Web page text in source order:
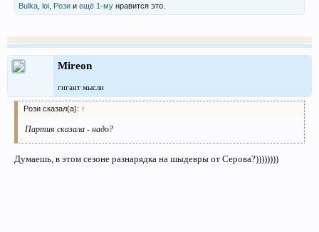
Bulka loi Рози и ещё 1-му нравится это.
Mireon
гигант мысли
Рози сказал(а): ↑
Партия сказала - надо?
Думаешь, в этом сезоне разнарядка на шыдевры от Серова?))))))))